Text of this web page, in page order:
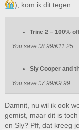
), kom ik dit tegen:
Trine 2 – 100% off
You save £8.99/€11.25
Sly Cooper and
You save £7.99/€9.99
Damnit, nu wil ik ook
gemist, maar dit is
en Sly? Pff, dat kreeg